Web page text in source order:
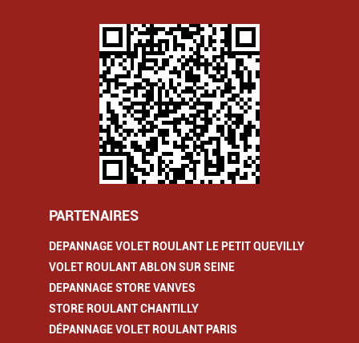
PARTENAIRES
DEPANNAGE VOLET ROULANT LE PETIT QUEVILLY
VOLET ROULANT ABLON SUR SEINE
DEPANNAGE STORE VANVES
STORE ROULANT CHANTILLY
DÉPANNAGE VOLET ROULANT PARIS